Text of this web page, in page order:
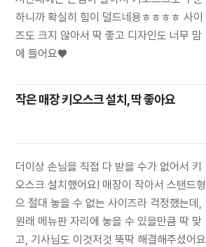
하니까 확실히 힘이 덜드네용ㅎㅎㅎㅎ 사이
즈도 크지 않아서 딱 좋고 디자인도 너무 맘
에 들어요♥️
작은 매장 키오스크 설치, 딱 좋아요
더이상 손님을 직접 다 받을 수가 없어서 키
오스크 설치했어요! 매장이 작아서 스탠드형
으 절대 놓을 수 없는 사이즈라 걱정했는데,
원래 메뉴판 자리에 놓을 수 있을만큼 딱 맞
고, 기사님도 이것저것 뚝딱 해결해주셨어요